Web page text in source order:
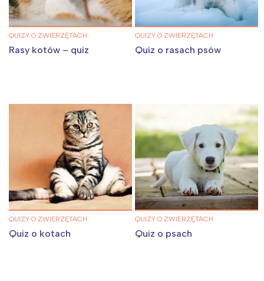
QUIZY O ZWIERZĘTACH
Rasy kotów – quiz
QUIZY O ZWIERZĘTACH
Quiz o rasach psów
QUIZY O ZWIERZĘTACH
Quiz o kotach
QUIZY O ZWIERZĘTACH
Quiz o psach